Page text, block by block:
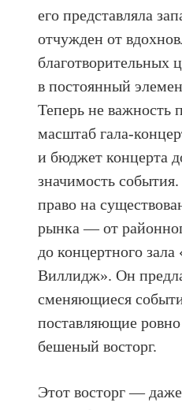
его представляла
отчужден от
благотворительных
в постоянный
Теперь не важность
масштаб гала-
и бюджет концерта
значимость
право на
рынка — от
до концертного
Виллидж». Он
сменяющиеся
поставляющие
бешеный восторг.
Этот восторг —